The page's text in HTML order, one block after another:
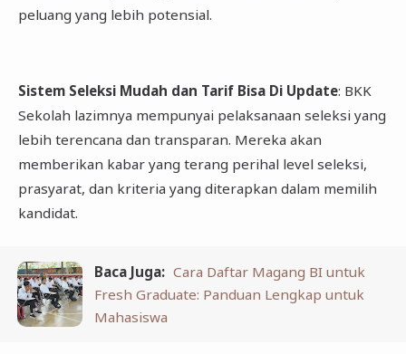
peluang yang lebih potensial.
Sistem Seleksi Mudah dan Tarif Bisa Di Update: BKK
Sekolah lazimnya mempunyai pelaksanaan seleksi yang
lebih terencana dan transparan. Mereka akan
memberikan kabar yang terang perihal level seleksi,
prasyarat, dan kriteria yang diterapkan dalam memilih
kandidat.
Baca Juga: Cara Daftar Magang BI untuk
Fresh Graduate: Panduan Lengkap untuk
Mahasiswa